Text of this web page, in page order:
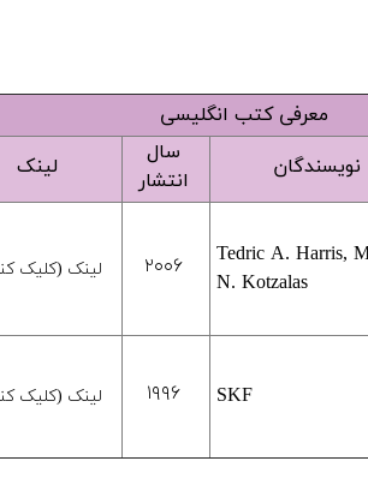
معرفی کتب انگلیسی
نویسندگان
سال
انتشار
لینک
Tedric A. Harris,
N. Kotzalas
۲۰۰۶ لینک (کلیک
SKF ۱۹۹۶ لینک (کلیک